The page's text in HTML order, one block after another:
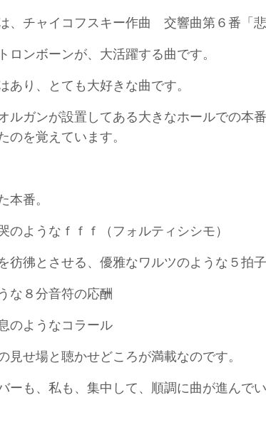
、チャイコフスキー作曲 交響曲第６番「悲
ロンボーンが、大活躍する曲です。
あり、とても大好きな曲です。
ルガンが設置してある大きなホールでの本
のを覚えています。
番。
ようなｆｆｆ（フォルティシシモ）
彿とさせる、優雅なワルツのような５拍子
８分音符の応酬
のようなコラール
見せ場と聴かせどころが満載なのです。
ーも、私も、集中して、順調に曲が進んでい